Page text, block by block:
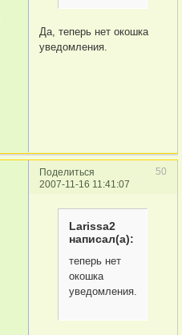
Да, теперь нет окошка
уведомления.
Поделиться
50
2007-11-16 11:41:07
Larissa2
написал(а):
теперь нет
окошка
уведомления.